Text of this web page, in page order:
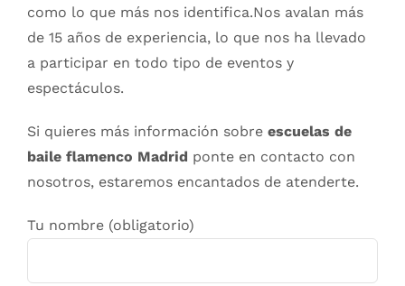
como lo que más nos identifica.Nos avalan más
de 15 años de experiencia, lo que nos ha llevado
a participar en todo tipo de eventos y
espectáculos.
Si quieres más información sobre escuelas de
baile flamenco Madrid ponte en contacto con
nosotros, estaremos encantados de atenderte.
Tu nombre (obligatorio)